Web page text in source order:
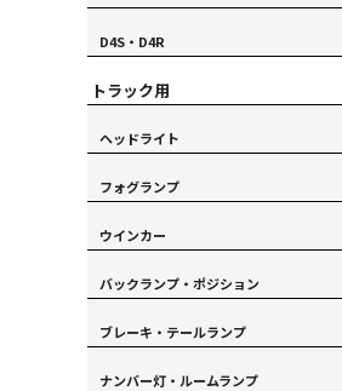
D4S・D4R
トラック用
ヘッドライト
フォグランプ
ウインカー
バックランプ・ポジション
ブレーキ・テールランプ
ナンバー灯・ルームランプ